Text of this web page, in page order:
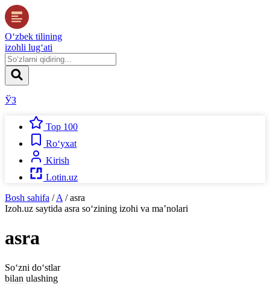
O‘zbek tilining
izohli lug‘ati
ЎЗ
Top 100
Ro‘yxat
Kirish
Lotin.uz
Bosh sahifa / A / asra
Izoh.uz saytida asra so‘zining izohi va ma’nolari
asra
So‘zni do‘stlar
bilan ulashing